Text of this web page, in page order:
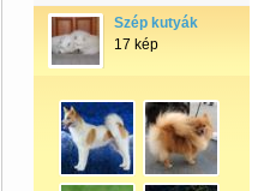
Szép kutyák
17 kép